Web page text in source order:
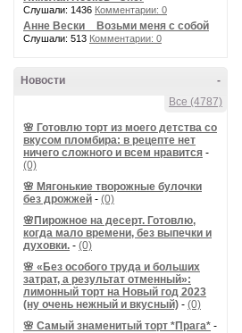
Слушали: 1436 Комментарии: 0
Анне Вески _ Возьми меня с собой
Слушали: 513 Комментарии: 0
-
Новости
Все (4787)
🌸 Готовлю торт из моего детства со
вкусом пломбира: в рецепте нет
ничего сложного и всем нравится -
(0)
🌸 Мягонькие творожные булочки
без дрожжей - (0)
🌸Пирожное на десерт. Готовлю,
когда мало времени, без выпечки и
духовки. - (0)
🌸 «Без особого труда и больших
затрат, а результат отменный»:
лимонный торт на Новый год 2023
(ну очень нежный и вкусный) - (0)
🌸 Самый знаменитый торт *Прага* -